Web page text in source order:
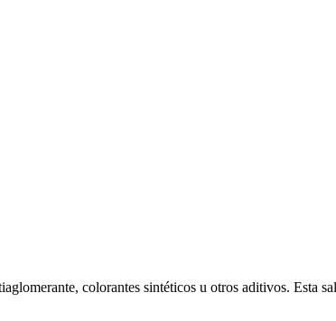
colorantes sintéticos u otros aditivos. Esta